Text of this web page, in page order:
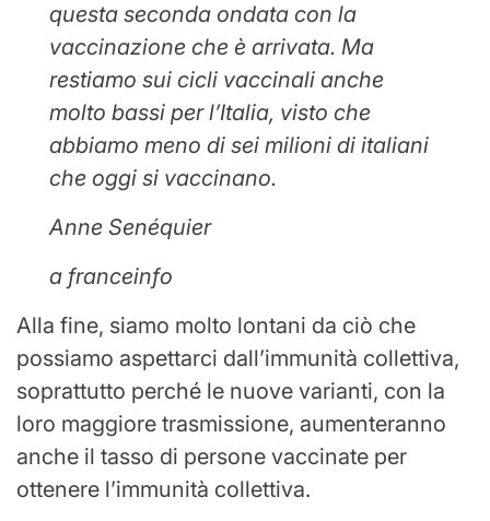
questa seconda ondata con la
vaccinazione che è arrivata. Ma
restiamo sui cicli vaccinali anche
molto bassi per l’Italia, visto che
abbiamo meno di sei milioni di italiani
che oggi si vaccinano.
Anne Senéquier
a franceinfo
Alla fine, siamo molto lontani da ciò che
possiamo aspettarci dall’immunità collettiva,
soprattutto perché le nuove varianti, con la
loro maggiore trasmissione, aumenteranno
anche il tasso di persone vaccinate per
ottenere l’immunità collettiva.